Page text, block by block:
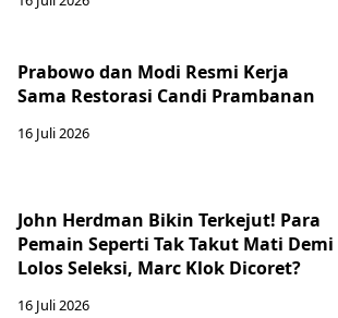
Prabowo dan Modi Resmi Kerja
Sama Restorasi Candi Prambanan
16 Juli 2026
John Herdman Bikin Terkejut! Para
Pemain Seperti Tak Takut Mati Demi
Lolos Seleksi, Marc Klok Dicoret?
16 Juli 2026